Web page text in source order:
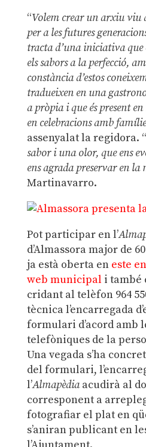
“Volem crear un arxiu viu
per a les futures
tracta d’una iniciativa que
els sabors a la perfecció,
constància d’estos
tradueixen en una
a pròpia i que és present
en celebracions amb
assenyalat la regidora. “
sabor i una olor, que ens
ens agrada preservar en la
Martinavarro.
Pot participar en l’
d’Almassora major de
ja està oberta en este
web municipali també
cridant al telèfon 964
tècnica l’encarregada
formulari d’acord amb
telefòniques de la
Una vegada s’ha
del formulari,
l’Almapèdiaacudirà al
corresponent a
fotografiar el plat en
s’aniran publicant en